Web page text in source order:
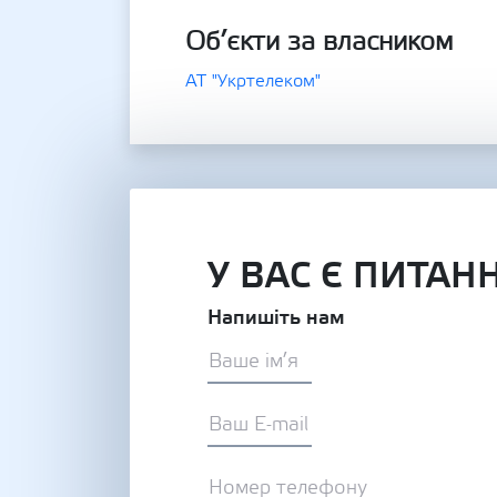
Об’єкти за власником
АТ "Укртелеком"
У ВАС Є
Напишіть нам